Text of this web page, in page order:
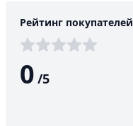
Рейтинг покупателей
0 /5